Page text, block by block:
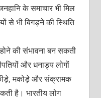
के समाचार भी मिल
से भी बिगड़ने की स्थिति
की संभावना बन सकती
और धनाड्य लोगों
मकोड़े और संक्रामक
है। भारतीय लोग